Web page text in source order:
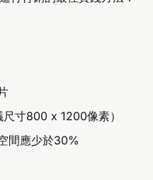
寸800 x 1200像素）
間應少於30%